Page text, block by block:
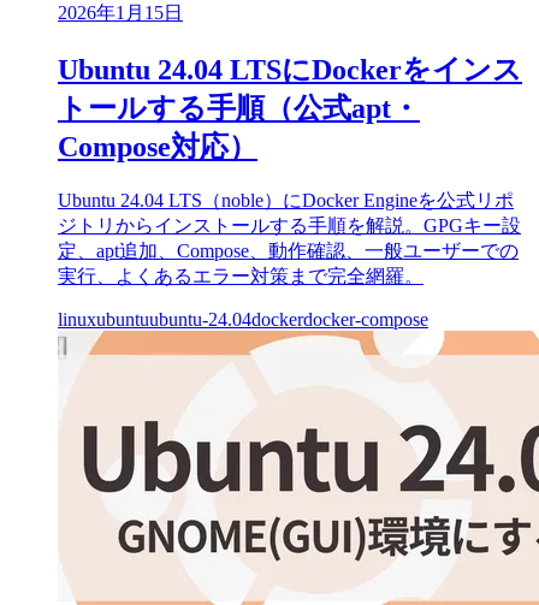
2026年1月15日
Ubuntu 24.04 LTSにDockerをインス
トールする手順（公式apt・
Compose対応）
Ubuntu 24.04 LTS（noble）にDocker Engineを公式リポ
ジトリからインストールする手順を解説。GPGキー設
定、apt追加、Compose、動作確認、一般ユーザーでの
実行、よくあるエラー対策まで完全網羅。
linuxubuntuubuntu-24.04dockerdocker-compose